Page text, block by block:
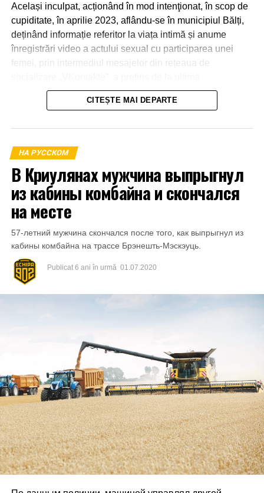
Același inculpat, acționând în mod intenţionat, în scop de
cupiditate, în aprilie 2023, aflându-se în municipiul Bălți,
deținând informație referitor la viața intimă și anume
înregistrări video a actului sexual cu participarea unei
femei, prin intermediul mesajelor din rețeaua de
transmiterea banilor în sumă de 600 euro, în caz contrar o
amenința cu răspândirea înregistrărilor video.
La 21 aprilie 2023, aflându-se în apartamentul părții
vătămate din mun.Bălți a primit o parte din sumă și anume
1000 de lei.
Inculpatul și-a recunoscut integral vinovăția pentru faptele
CITEȘTE MAI DEPARTE
НА РУССКОМ
В Криулянах мужчина выпрыгнул
из кабины комбайна и скончался
на месте
57-летний мужчина скончался после того, как выпрыгнул из
кабины комбайна на трассе Брэнешть-Мэскэуць.
Publicat 6 ani în urmă 01.07.2020